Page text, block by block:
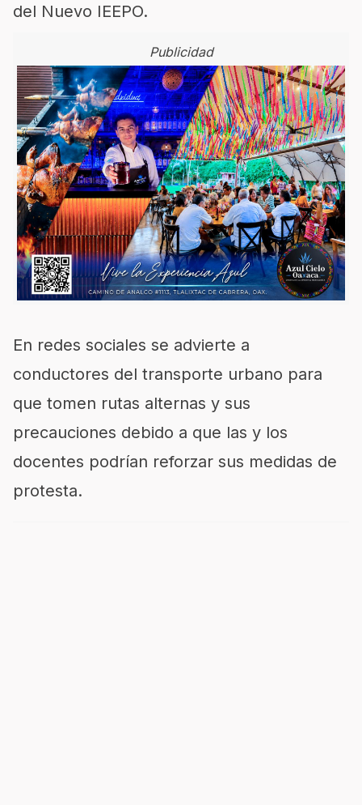
del Nuevo IEEPO.
Publicidad
En redes sociales se advierte a
conductores del transporte urbano para
que tomen rutas alternas y sus
precauciones debido a que las y los
docentes podrían reforzar sus medidas de
protesta.